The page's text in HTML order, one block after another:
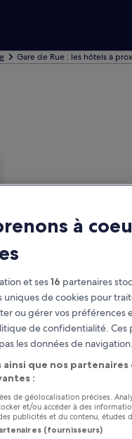
Gare de Rue : les hôtels à
à
et ses16 partenaires
uniques de cookies pour
ou gérer vos préférences
de confidentialité. Ces
les données de navigation.
ainsi que nos
:
de géolocalisation précises.
et/ou accéder à des
publicités et du contenu, études
(fournisseurs)